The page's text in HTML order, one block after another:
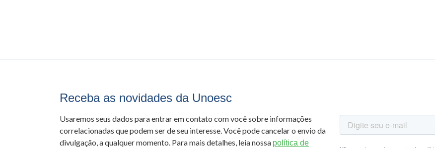
Receba as novidades da Unoesc
Usaremos seus dados para entrar em contato com você sobre informações
correlacionadas que podem ser de seu interesse. Você pode cancelar o envio da
divulgação, a qualquer momento. Para mais detalhes, leia nossa política de